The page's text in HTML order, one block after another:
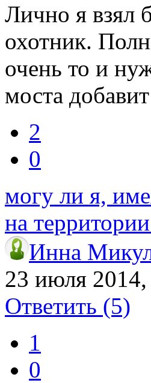
Лично я взял
охотник.
очень то и
моста
2
0
могу ли я,
на
Инна
23 июля
Ответить (5)
1
0